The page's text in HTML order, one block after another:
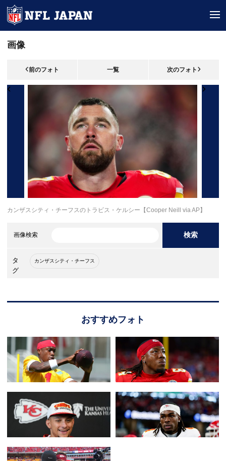
画像
前のフォト 一覧 次のフォト
カンザスシティ・チーフスのトラビス・ケルシー【Cooper Neill via AP】
画像検索 検索
タ
グ
カンザスシティ・チーフス
おすすめフォト